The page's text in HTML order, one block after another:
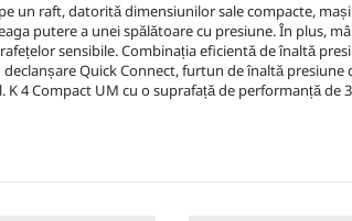
un raft, datorită dimensiunilor sale compacte,
putere a unei spălătoare cu presiune. În plus,
sensibile. Combinația eficientă de înaltă
Quick Connect, furtun de înaltă presiune
4 Compact UM cu o suprafață de performanță